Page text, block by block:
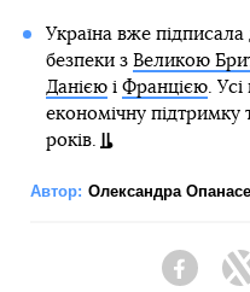
Україна вже підписала
безпеки з Великою
Данієюі Францією. Усі
економічну підтримку
років.
Автор: Олександра